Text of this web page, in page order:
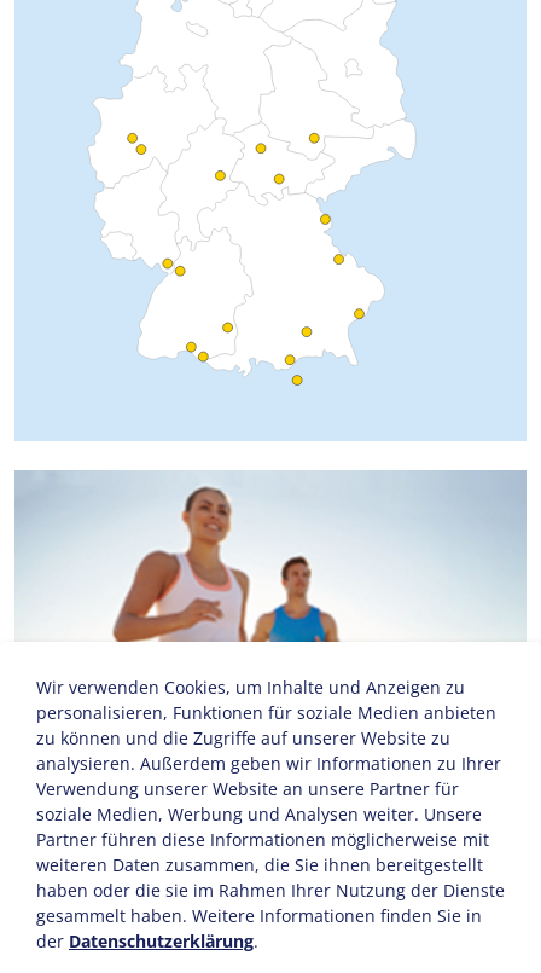
Wir verwenden Cookies, um Inhalte und Anzeigen zu
personalisieren, Funktionen für soziale Medien anbieten
zu können und die Zugriffe auf unserer Website zu
analysieren. Außerdem geben wir Informationen zu Ihrer
Verwendung unserer Website an unsere Partner für
soziale Medien, Werbung und Analysen weiter. Unsere
Partner führen diese Informationen möglicherweise mit
weiteren Daten zusammen, die Sie ihnen bereitgestellt
haben oder die sie im Rahmen Ihrer Nutzung der Dienste
gesammelt haben. Weitere Informationen finden Sie in
der Datenschutzerklärung.